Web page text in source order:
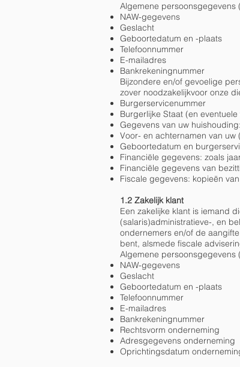
Algemene persoonsgegevens
NAW-gegevens
Geslacht
Geboortedatum en -plaats
Telefoonnummer
E-mailadres
Bankrekeningnummer
Bijzondere en/of gevoelige
zover noodzakelijkvoor onze
Burgerservicenummer
Burgerlijke Staat (en
Gegevens van uw
Voor- en achternamen van uw
Geboortedatum en
Financiële gegevens: zoals
Financiële gegevens van
Fiscale gegevens: kopieën
1.2 Zakelijk klant
Een zakelijke klant is iemand
(salaris)administratieve-, en
ondernemers en/of de
bent, alsmede fiscale
Algemene persoonsgegevens
NAW-gegevens
Geslacht
Geboortedatum en -plaats
Telefoonnummer
E-mailadres
Bankrekeningnummer
Rechtsvorm onderneming
Adresgegevens onderneming
Oprichtingsdatum